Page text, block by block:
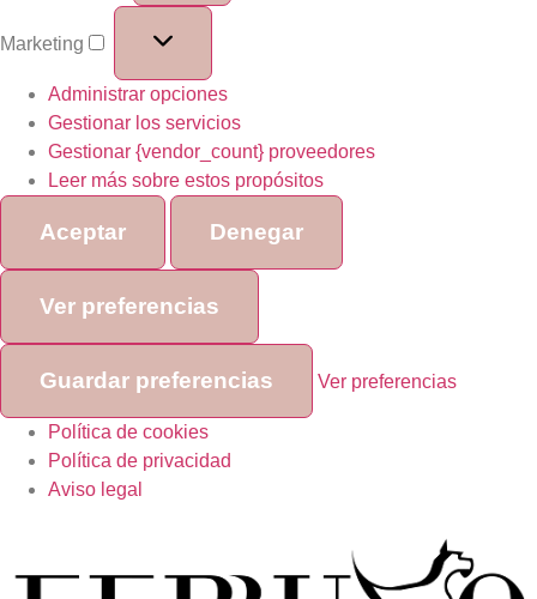
Marketing
Administrar opciones
Gestionar los servicios
Gestionar {vendor_count} proveedores
Leer más sobre estos propósitos
Aceptar Denegar
Ver preferencias
Guardar preferencias Ver preferencias
Política de cookies
Política de privacidad
Aviso legal